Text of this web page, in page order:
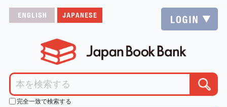
完全一致で検索する